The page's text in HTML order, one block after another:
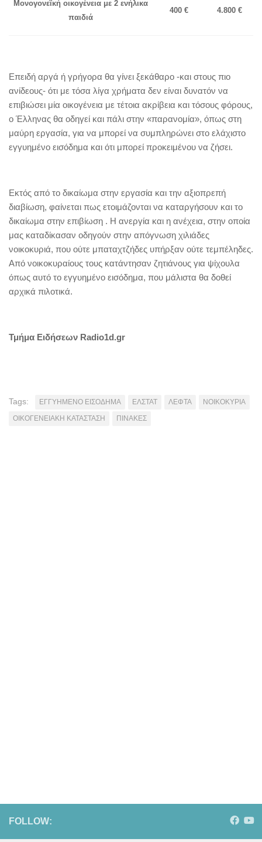
Μονογονεϊκή οικογένεια με 2 ενήλικα
παιδιά
400 € 4.800 €
Επειδή αργά ή γρήγορα θα γίνει ξεκάθαρο -και στους πιο
ανίδεους- ότι με τόσα λίγα χρήματα δεν είναι δυνατόν να
επιβιώσει μία οικογένεια με τέτοια ακρίβεια και τόσους φόρους,
ο Έλληνας θα οδηγεί και πάλι στην «παρανομία», όπως στη
μαύρη εργασία, για να μπορεί να συμπληρώνει στο ελάχιστο
εγγυημένο εισόδημα και ότι μπορεί προκειμένου να ζήσει.
Εκτός από το δικαίωμα στην εργασία και την αξιοπρεπή
διαβίωση, φαίνεται πως ετοιμάζονται να καταργήσουν και το
δικαίωμα στην επιβίωση . Η ανεργία και η ανέχεια, στην οποία
μας καταδίκασαν οδηγούν στην απόγνωση χιλιάδες
νοικοκυριά, που ούτε μπαταχτζήδες υπήρξαν ούτε τεμπέληδες.
Από νοικοκυραίους τους κατάντησαν ζητιάνους για ψίχουλα
όπως αυτό το εγγυημένο εισόδημα, που μάλιστα θα δοθεί
αρχικά πιλοτικά.
Τμήμα Ειδήσεων Radio1d.gr
Tags: ΕΓΓΥΗΜΕΝΟ ΕΙΣΟΔΗΜΑ ΕΛΣΤΑΤ ΛΕΦΤΑ
ΝΟΙΚΟΚΥΡΙΑ
ΟΙΚΟΓΕΝΕΙΑΚΗ ΚΑΤΑΣΤΑΣΗ
ΠΙΝΑΚΕΣ
FOLLOW: